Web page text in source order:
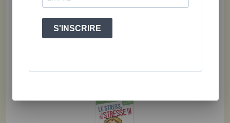
stratégies pour gérer ton stress :
S'INSCRIRE